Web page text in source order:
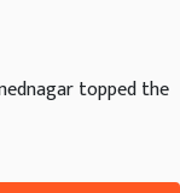
topped the